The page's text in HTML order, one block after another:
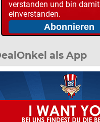
verstanden und bin damit
einverstanden.
als App